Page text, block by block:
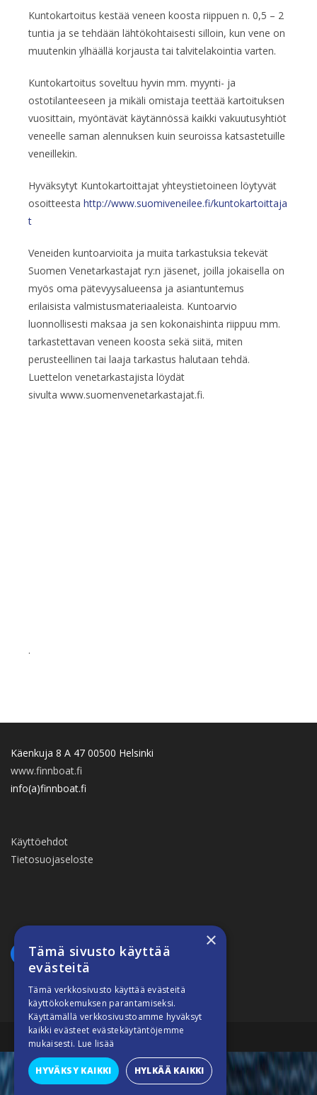
Kuntokartoitus kestää veneen koosta riippuen n. 0,5 – 2
tuntia ja se tehdään lähtökohtaisesti silloin, kun vene on
muutenkin ylhäällä korjausta tai talvitelakointia varten.
Kuntokartoitus soveltuu hyvin mm. myynti- ja
ostotilanteeseen ja mikäli omistaja teettää kartoituksen
vuosittain, myöntävät käytännössä kaikki vakuutusyhtiöt
veneelle saman alennuksen kuin seuroissa katsastetuille
veneillekin.
Hyväksytyt Kuntokartoittajat yhteystietoineen löytyvät
osoitteesta http://www.suomiveneilee.fi/kuntokartoittaja
t
Veneiden kuntoarvioita ja muita tarkastuksia tekevät
Suomen Venetarkastajat ry:n jäsenet, joilla jokaisella on
myös oma pätevyysalueensa ja asiantuntemus
erilaisista valmistusmateriaaleista. Kuntoarvio
luonnollisesti maksaa ja sen kokonaishinta riippuu mm.
tarkastettavan veneen koosta sekä siitä, miten
perusteellinen tai laaja tarkastus halutaan tehdä.
Luettelon venetarkastajista löydät
sivulta www.suomenvenetarkastajat.fi.
.
Käenkuja 8 A 47 00500 Helsinki
www.finnboat.fi
info(a)finnboat.fi
Käyttöehdot
Tietosuojaseloste
Suomiveneilee © 2026
×
Tämä sivusto käyttää
evästeitä
Tämä verkkosivusto käyttää evästeitä
käyttökokemuksen parantamiseksi.
Käyttämällä verkkosivustoamme hyväksyt
kaikki evästeet evästekäytäntöjemme
mukaisesti. Lue lisää
HYVÄKSY KAIKKI HYLKÄÄ KAIKKI